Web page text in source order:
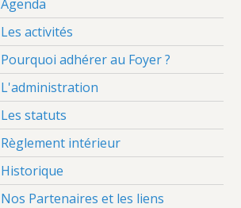
Agenda
Les activités
Pourquoi adhérer au Foyer ?
L'administration
Les statuts
Règlement intérieur
Historique
Nos Partenaires et les liens